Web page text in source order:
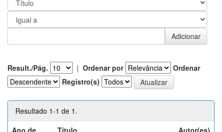
Result./Pág. | Ordenar por
Ordenar
Registro(s)
Resultado 1-1 de 1.
Ano de
Título Autor(es)